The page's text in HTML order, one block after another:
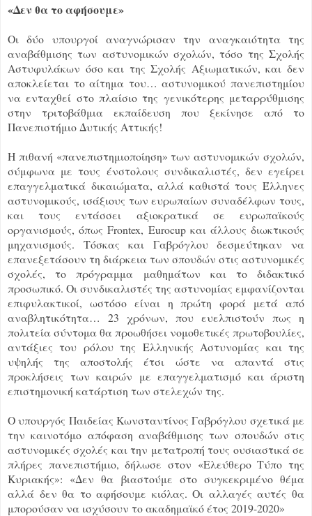
«Δεν θα το αφήσουμε»
Οι δύο υπουργοί αναγνώρισαν την αναγκαιότητα της
αναβάθμισης των αστυνομικών σχολών, τόσο της Σχολής
Αστυφυλάκων όσο και της Σχολής Αξιωματικών, και δεν
αποκλείεται το αίτημα του… αστυνομικού πανεπιστημίου
να ενταχθεί στο πλαίσιο της γενικότερης μεταρρύθμισης
στην τριτοβάθμια εκπαίδευση που ξεκίνησε από το
Πανεπιστήμιο Δυτικής Αττικής!
Η πιθανή «πανεπιστημιοποίηση» των αστυνομικών σχολών,
σύμφωνα με τους ένστολους συνδικαλιστές, δεν εγείρει
επαγγελματικά δικαιώματα, αλλά καθιστά τους Έλληνες
αστυνομικούς, ισάξιους των ευρωπαίων συναδέλφων τους,
και τους εντάσσει αξιοκρατικά σε ευρωπαϊκούς
οργανισμούς, όπως Frontex, Eurocup και άλλους διωκτικούς
μηχανισμούς. Τόσκας και Γαβρόγλου δεσμεύτηκαν να
επανεξετάσουν τη διάρκεια των σπουδών στις αστυνομικές
σχολές, το πρόγραμμα μαθημάτων και το διδακτικό
προσωπικό. Οι συνδικαλιστές της αστυνομίας εμφανίζονται
επιφυλακτικοί, ωστόσο είναι η πρώτη φορά μετά από
αναβλητικότητα… 23 χρόνων, που ευελπιστούν πως η
πολιτεία σύντομα θα προωθήσει νομοθετικές πρωτοβουλίες,
αντάξιες του ρόλου της Ελληνικής Αστυνομίας και της
υψηλής της αποστολής έτσι ώστε να απαντά στις
προκλήσεις των καιρών με επαγγελματισμό και άριστη
επιστημονική κατάρτιση των στελεχών της.
Ο υπουργός Παιδείας Κωνσταντίνος Γαβρόγλου σχετικά με
την καινοτόμο απόφαση αναβάθμισης των σπουδών στις
αστυνομικές σχολές και την μετατροπή τους ουσιαστικά σε
πλήρες πανεπιστήμιο, δήλωσε στον «Ελεύθερο Τύπο της
Κυριακής»: «Δεν θα βιαστούμε στο συγκεκριμένο θέμα
αλλά δεν θα το αφήσουμε κιόλας. Οι αλλαγές αυτές θα
μπορούσαν να ισχύσουν το ακαδημαϊκό έτος 2019-2020»